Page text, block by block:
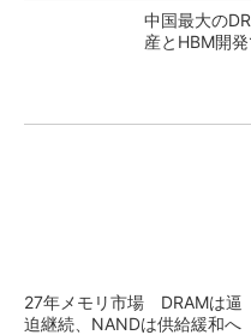
中国最大の
産とHBM開
27年メモリ市場 DRAMは逼
迫継続、NANDは供給緩和へ